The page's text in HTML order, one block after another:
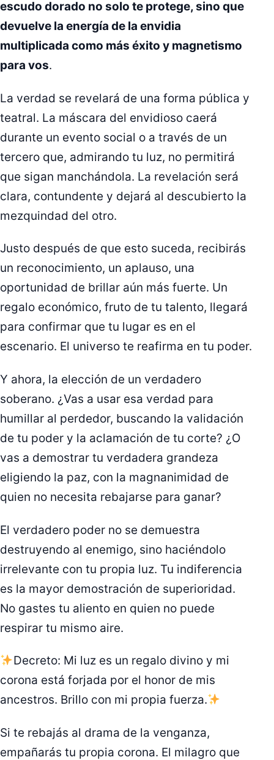
escudo dorado no solo te protege, sino que
devuelve la energía de la envidia
multiplicada como más éxito y magnetismo
para vos.
La verdad se revelará de una forma pública y
teatral. La máscara del envidioso caerá
durante un evento social o a través de un
tercero que, admirando tu luz, no permitirá
que sigan manchándola. La revelación será
clara, contundente y dejará al descubierto la
mezquindad del otro.
Justo después de que esto suceda, recibirás
un reconocimiento, un aplauso, una
oportunidad de brillar aún más fuerte. Un
regalo económico, fruto de tu talento, llegará
para confirmar que tu lugar es en el
escenario. El universo te reafirma en tu poder.
Y ahora, la elección de un verdadero
soberano. ¿Vas a usar esa verdad para
humillar al perdedor, buscando la validación
de tu poder y la aclamación de tu corte? ¿O
vas a demostrar tu verdadera grandeza
eligiendo la paz, con la magnanimidad de
quien no necesita rebajarse para ganar?
El verdadero poder no se demuestra
destruyendo al enemigo, sino haciéndolo
irrelevante con tu propia luz. Tu indiferencia
es la mayor demostración de superioridad.
No gastes tu aliento en quien no puede
respirar tu mismo aire.
Decreto: Mi luz es un regalo divino y mi
corona está forjada por el honor de mis
ancestros. Brillo con mi propia fuerza.
Si te rebajás al drama de la venganza,
empañarás tu propia corona. El milagro que